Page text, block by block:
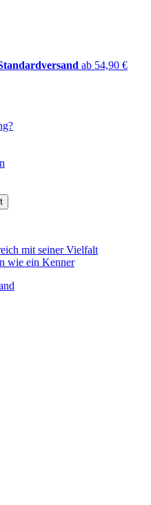
ab 54,90 €
mit seiner Vielfalt
wie ein Kenner